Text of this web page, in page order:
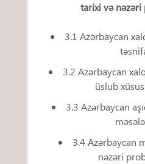
tarixi və
3.1 Azərbaycan
3.2 Azərbaycan
üslub
3.3 Azərbaycan
3.4 Azərbaycan
nəzəri